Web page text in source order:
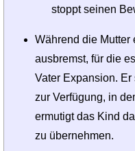
stoppt seinen
Während die Mutter
ausbremst, für die
Vater Expansion.
zur Verfügung, in
ermutigt das Kind
zu übernehmen.